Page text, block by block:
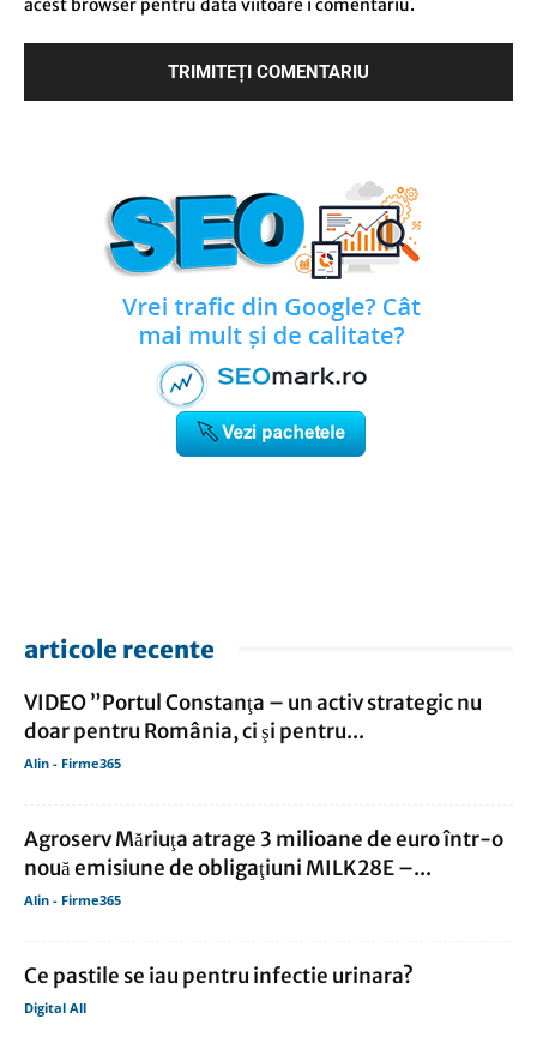
acest browser pentru data viitoare i comentariu.
articole recente
VIDEO ”Portul Constanţa – un activ strategic nu
doar pentru România, ci şi pentru...
Alin - Firme365
Agroserv Măriuţa atrage 3 milioane de euro într-o
nouă emisiune de obligaţiuni MILK28E –...
Alin - Firme365
Ce pastile se iau pentru infectie urinara?
Digital All